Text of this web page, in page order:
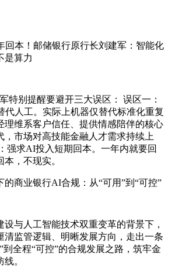
回本！邮储银行原行长刘建军：智能化
是算力
特别提醒要避开三大误区： 误区一：
代人工。实际上机器仅替代标准化重复
理维系客户信任、提供情感陪伴的核心
，市场对高技能金融人才需求持续上
强求AI投入短期回本。一年内就要回
，不现实。
的商业银行AI合规：从“可用”到“可控”
设与人工智能技术双重变革的背景下，
清监管逻辑、明晰发展方向，走出一条
到全程“可控”的合规发展之路，筑牢金
。